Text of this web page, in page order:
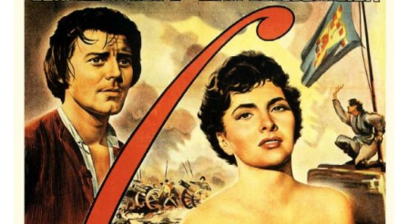
Musical
Oorlogsfilm
Romantische komedie
Thriller